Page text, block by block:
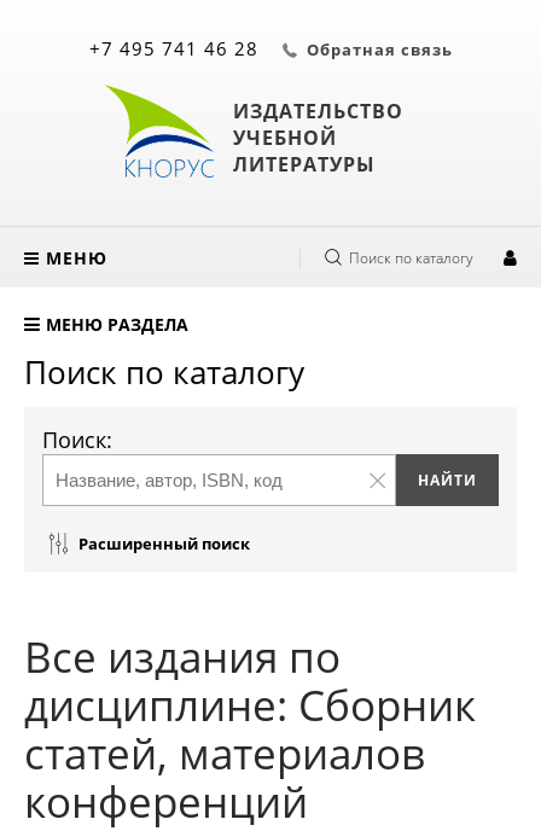
ИЗДАТЕЛЬСТВО
УЧЕБНОЙ
ЛИТЕРАТУРЫ
+7 495 741 46 28 Обратная связь
МЕНЮ Поиск по каталогу
МЕНЮ РАЗДЕЛА
Поиск по каталогу
Поиск:
Расширенный поиск
Все издания по
дисциплине: Сборник
статей, материалов
конференций